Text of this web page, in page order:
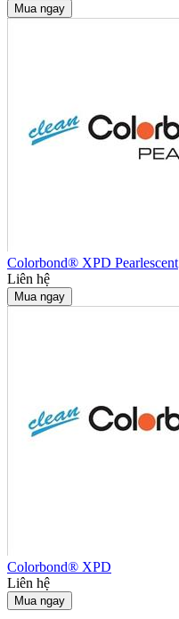
Mua ngay
Colorbond® XPD Pearlescent
Liên hệ
Mua ngay
Colorbond® XPD
Liên hệ
Mua ngay